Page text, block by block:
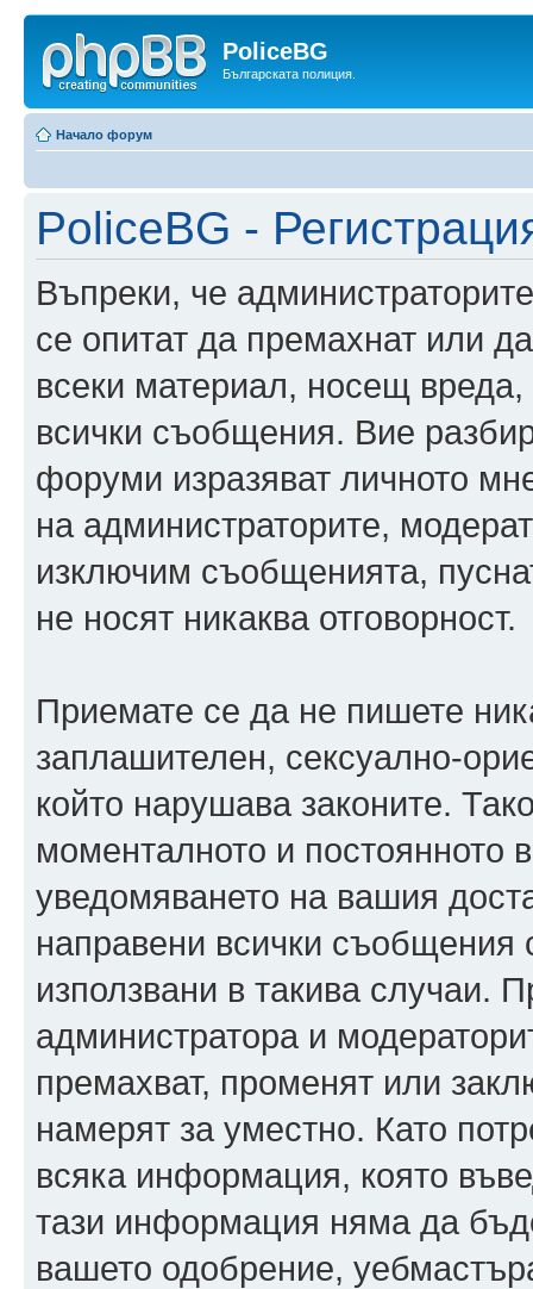
PoliceBG
Българската полиция.
Начало форум
PoliceBG -
Въпреки, че
се опитат да премахнат или
всеки материал, носещ
всички съобщения. Вие
форуми изразяват личното
на администраторите,
изключим съобщенията,
не носят никаква отговорност.
Приемате се да не пишете
заплашителен, сексуално-
който нарушава законите.
моменталното и постоянното
уведомяването на вашия
направени всички съобщения
използвани в такива случаи.
администратора и
премахват, променят или
намерят за уместно. Като
всяка информация, която
тази информация няма да
вашето одобрение,